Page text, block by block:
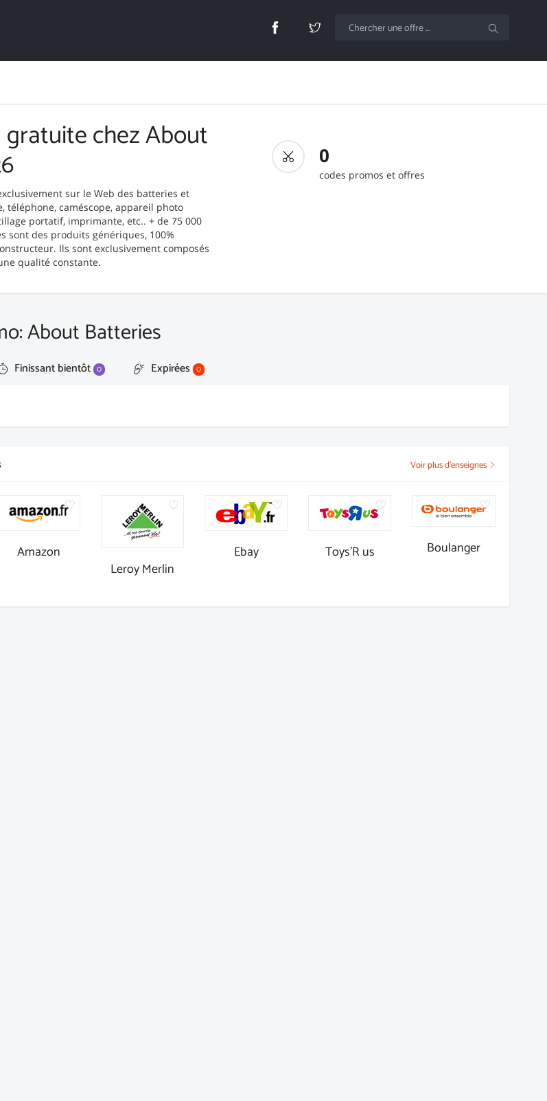
chez About
sur le Web des batteries et
caméscope, appareil photo
portatif, imprimante, etc.. + de 75 000
sont des produits génériques, 100%
Ils sont exclusivement composés
qualité constante.
0
codes promos et offres
About Batteries
Finissant bientôt 0 Expirées 0
Voir plus d'enseignes
Amazon
Leroy Merlin
Ebay Toys'R us Boulanger